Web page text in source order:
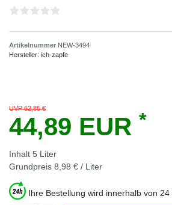
Artikelnummer NEW-3494
Hersteller: ich-zapfe
UVP 62,85 €
44,89 EUR *
Inhalt 5 Liter
Grundpreis 8,98 € / Liter
Ihre Bestellung wird innerhalb von